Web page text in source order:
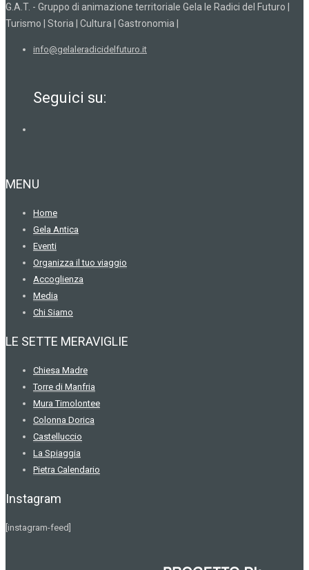
G.A.T. - Gruppo di animazione territoriale Gela le Radici del Futuro |
Turismo | Storia | Cultura | Gastronomia |
info@gelaleradicidelfuturo.it
Seguici su:
MENU
Home
Gela Antica
Eventi
Organizza il tuo viaggio
Accoglienza
Media
Chi Siamo
LE SETTE MERAVIGLIE
Chiesa Madre
Torre di Manfria
Mura Timolontee
Colonna Dorica
Castelluccio
La Spiaggia
Pietra Calendario
Instagram
[instagram-feed]